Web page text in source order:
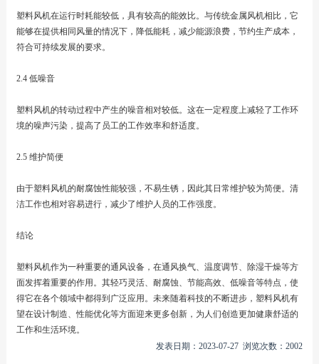
塑料风机在运行时耗能较低，具有较高的能效比。与传统金属风机相比，它
能够在提供相同风量的情况下，降低能耗，减少能源浪费，节约生产成本，
符合可持续发展的要求。
2.4 低噪音
塑料风机的转动过程中产生的噪音相对较低。这在一定程度上减轻了工作环
境的噪声污染，提高了员工的工作效率和舒适度。
2.5 维护简便
由于塑料风机的耐腐蚀性能较强，不易生锈，因此其日常维护较为简便。清
洁工作也相对容易进行，减少了维护人员的工作强度。
结论
塑料风机作为一种重要的通风设备，在通风换气、温度调节、除湿干燥等方
面发挥着重要的作用。其轻巧灵活、耐腐蚀、节能高效、低噪音等特点，使
得它在各个领域中都得到广泛应用。未来随着科技的不断进步，塑料风机有
望在设计制造、性能优化等方面迎来更多创新，为人们创造更加健康舒适的
工作和生活环境。
发表日期：2023-07-27 浏览次数：2002